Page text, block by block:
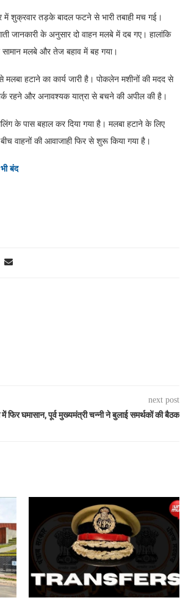
में शुक्रवार तड़के बादल फटने से भारी तबाही मच गई।
जानकारी के अनुसार दो वाहन मलबे में दब गए। हालांकि
सामान मलबे और तेज बहाव में बह गया।
मलबा हटाने का कार्य जारी है। पोकलेन मशीनों की मदद से
रहने और अनावश्यक यात्रा से बचने की अपील की है।
के पास बहाल कर दिया गया है। मलबा हटाने के लिए
वाहनों की आवाजाही फिर से शुरू किया गया है।
बंद
next post
फिर घमासान, पूर्व मुख्यमंत्री चन्नी ने बुलाई समर्थकों की बैठक